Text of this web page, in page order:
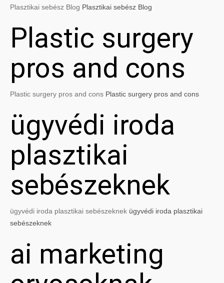
Plasztikai sebész Blog Plasztikai sebész Blog
Plastic surgery
pros and cons
Plastic surgery pros and cons Plastic surgery pros and cons
ügyvédi iroda
plasztikai
sebészeknek
ügyvédi iroda plasztikai sebészeknek ügyvédi iroda plasztikai
sebészeknek
ai marketing